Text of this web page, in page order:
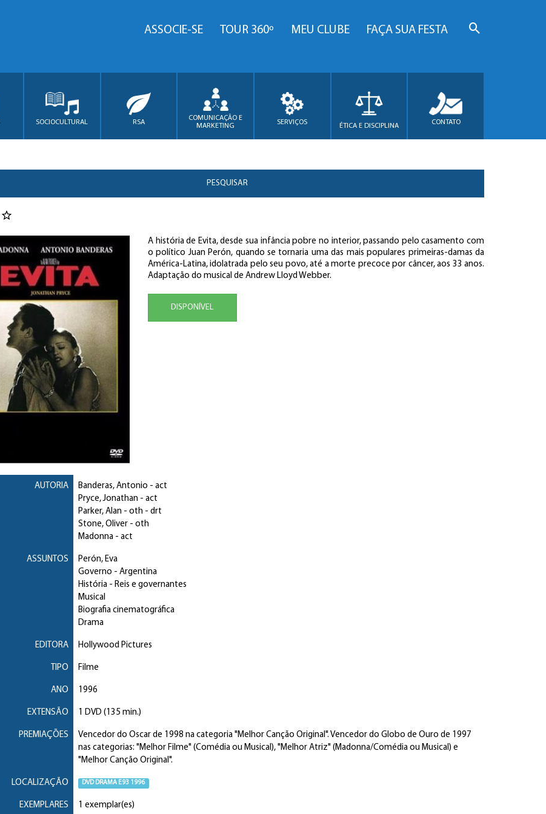
ASSOCIE-SE TOUR 360º MEU CLUBE FAÇA SUA FESTA
SOCIOCULTURAL RSA
COMUNICAÇÃO E
MARKETING
SERVIÇOS ÉTICA E DISCIPLINA CONTATO
PESQUISAR
A história de Evita, desde sua infância pobre no interior, passando pelo casamento com
o político Juan Perón, quando se tornaria uma das mais populares primeiras-damas da
América-Latina, idolatrada pelo seu povo, até a morte precoce por câncer, aos 33 anos.
Adaptação do musical de Andrew Lloyd Webber.
DISPONÍVEL
AUTORIA Banderas, Antonio - act
Pryce, Jonathan - act
Parker, Alan - oth - drt
Stone, Oliver- oth
Madonna- act
ASSUNTOS
Perón, Eva
Governo - Argentina
História- Reis e governantes
Musical
Biografia cinematográfica
Drama
EDITORA Hollywood Pictures
TIPO Filme
ANO 1996
EXTENSÃO 1 DVD (135 min.)
PREMIAÇÕES
Vencedor do Oscar de 1998 na categoria "Melhor Canção Original". Vencedor do Globo de Ouro de 1997
nas categorias: "Melhor Filme" (Comédia ou Musical), "Melhor Atriz" (Madonna/Comédia ou Musical) e
"Melhor Canção Original".
LOCALIZAÇÃO DVD DRAMA E93 1996
EXEMPLARES 1 exemplar(es)